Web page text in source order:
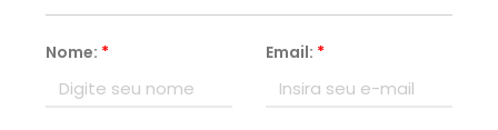
Nome: * Email: *